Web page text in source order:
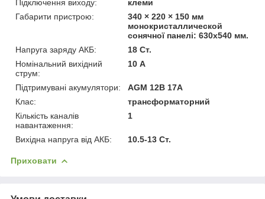
Підключення виходу:
клеми
Габарити пристрою:
340 × 220 × 150 мм
монокристаллической
сонячної панелі: 630x540 мм.
Напруга заряду АКБ:
18 Ст.
Номінальний вихідний
струм:
10 А
Підтримувані акумулятори:
AGM 12В 17А
Клас:
трансформаторний
Кількість каналів
навантаження:
1
Вихідна напруга від АКБ: 10.5-13 Ст.
Приховати